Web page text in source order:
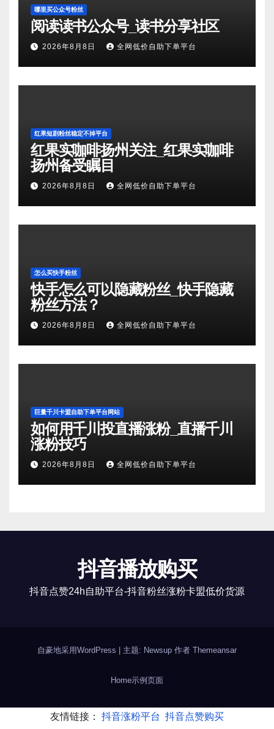
哪里买公众号粉丝
阅读读书公众号_读书分享社区
2026年8月8日 全网低价自助下单平台
红果短剧粉丝稳定不掉平台
红果实咖啡扬州关注_红果实咖啡
扬州备受瞩目
2026年8月8日 全网低价自助下单平台
怎么买快手粉丝
快手怎么可以隐藏粉丝_快手隐藏
粉丝方法？
2026年8月8日 全网低价自助下单平台
巨量千川卡盟自助下单平台网站
如何用千川投直播涨粉_直播千川
涨粉技巧
2026年8月8日 全网低价自助下单平台
抖音播放购买
抖音点赞24h自助平台-抖音粉丝涨粉卡盟低价货源
自豪地采用WordPress 主题: Newsup 作者 Themeansar
Home示例页面
友情链接： 抖音涨粉平台 抖音点赞购买